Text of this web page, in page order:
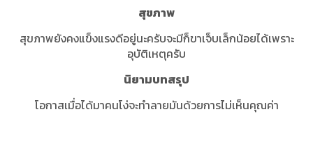
สุขภาพ
สุขภาพยังคงแข็งแรงดีอยู่นะครับจะมีก็ขาเจ็บเล็กน้อยได้เพราะ
อุบัติเหตุครับ
นิยามบทสรุป
โอกาสเมื่อได้มาคนโง่จะทำลายมันด้วยการไม่เห็นคุณค่า